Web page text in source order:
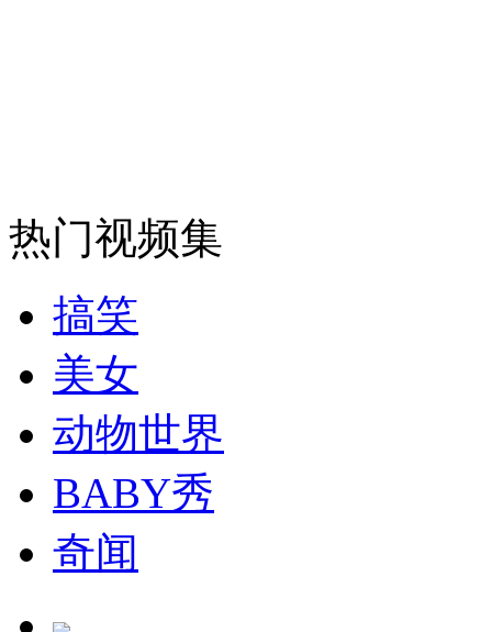
司机酒驾遇交警 急速倒车逃窜
热门视频集
搞笑
美女
动物世界
BABY秀
奇闻